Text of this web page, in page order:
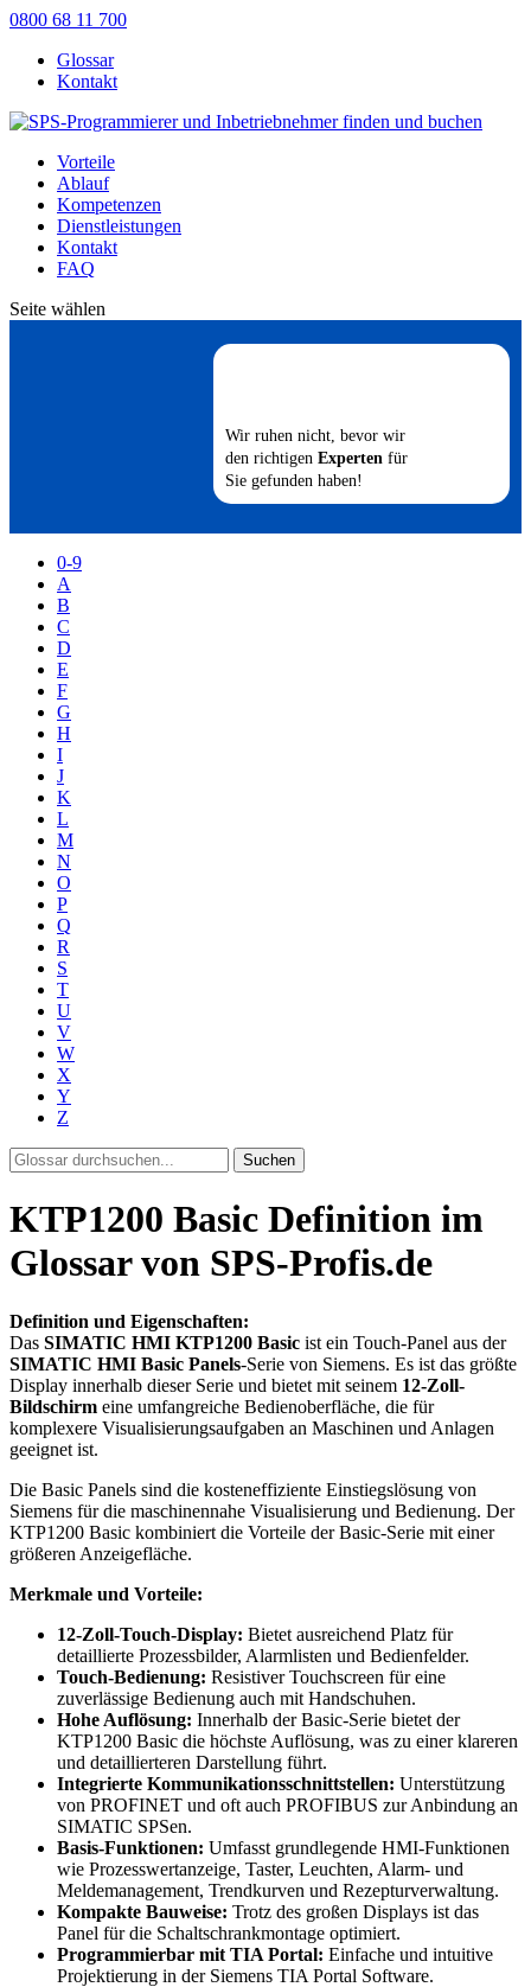
0800 68 11 700
Glossar
Kontakt
Vorteile
Ablauf
Kompetenzen
Dienstleistungen
Kontakt
FAQ
Seite wählen
Wir ruhen nicht, bevor wir
den richtigen Experten für
Sie gefunden haben!
0-9
A
B
C
D
E
F
G
H
I
J
K
L
M
N
O
P
Q
R
S
T
U
V
W
X
Y
Z
Suchen
KTP1200 Basic Definition im
Glossar von SPS-Profis.de
Definition und Eigenschaften:
Das SIMATIC HMI KTP1200 Basic ist ein Touch-Panel aus der
SIMATIC HMI Basic Panels-Serie von Siemens. Es ist das größte
Display innerhalb dieser Serie und bietet mit seinem 12-Zoll-
Bildschirm eine umfangreiche Bedienoberfläche, die für
komplexere Visualisierungsaufgaben an Maschinen und Anlagen
geeignet ist.
Die Basic Panels sind die kosteneffiziente Einstiegslösung von
Siemens für die maschinennahe Visualisierung und Bedienung. Der
KTP1200 Basic kombiniert die Vorteile der Basic-Serie mit einer
größeren Anzeigefläche.
Merkmale und Vorteile:
12-Zoll-Touch-Display: Bietet ausreichend Platz für
detaillierte Prozessbilder, Alarmlisten und Bedienfelder.
Touch-Bedienung: Resistiver Touchscreen für eine
zuverlässige Bedienung auch mit Handschuhen.
Hohe Auflösung: Innerhalb der Basic-Serie bietet der
KTP1200 Basic die höchste Auflösung, was zu einer klareren
und detaillierteren Darstellung führt.
Integrierte Kommunikationsschnittstellen: Unterstützung
von PROFINET und oft auch PROFIBUS zur Anbindung an
SIMATIC SPSen.
Basis-Funktionen: Umfasst grundlegende HMI-Funktionen
wie Prozesswertanzeige, Taster, Leuchten, Alarm- und
Meldemanagement, Trendkurven und Rezepturverwaltung.
Kompakte Bauweise: Trotz des großen Displays ist das
Panel für die Schaltschrankmontage optimiert.
Programmierbar mit TIA Portal: Einfache und intuitive
Projektierung in der Siemens TIA Portal Software.